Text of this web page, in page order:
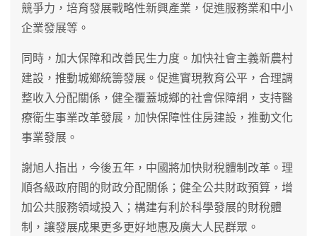
競爭力，培育發展戰略性新興產業，促進服務業和中小
企業發展等。
同時，加大保障和改善民生力度。加快社會主義新農村
建設，推動城鄉統籌發展。促進實現教育公平，合理調
整收入分配關係，健全覆蓋城鄉的社會保障網，支持醫
療衛生事業改革發展，加快保障性住房建設，推動文化
事業發展。
謝旭人指出，今後五年，中國將加快財稅體制改革。理
順各級政府間的財政分配關係；健全公共財政預算，增
加公共服務領域投入；構建有利於科學發展的財稅體
制，讓發展成果更多更好地惠及廣大人民群眾。